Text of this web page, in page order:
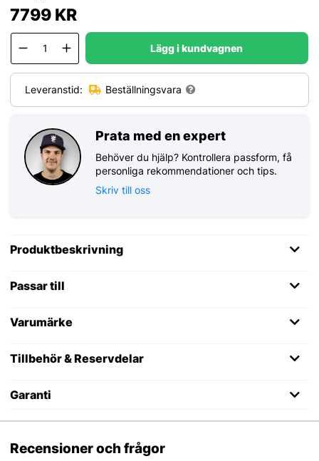
7799KR
Lägg i kundvagnen
Leveranstid: Beställningsvara
Prata med en expert
Behöver du hjälp? Kontrollera passform, få
personliga rekommendationer och tips.
Skriv till oss
Produktbeskrivning
Passar till
Varumärke
Tillbehör & Reservdelar
Garanti
Recensioner och frågor